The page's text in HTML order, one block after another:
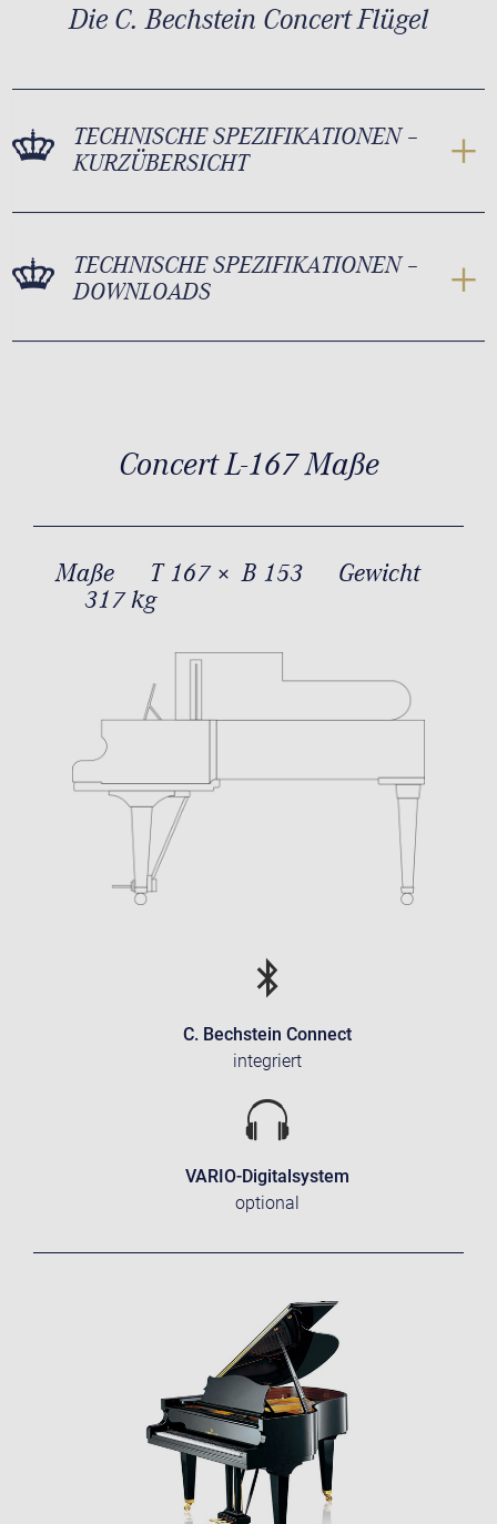
Die C. Bechstein Concert Flügel
TECHNISCHE SPEZIFIKATIONEN –
KURZÜBERSICHT
TECHNISCHE SPEZIFIKATIONEN –
DOWNLOADS
Concert L-167 Maße
Maße T 167 × B 153
Gewicht
317 kg
C. Bechstein Connect
integriert
VARIO-Digitalsystem
optional